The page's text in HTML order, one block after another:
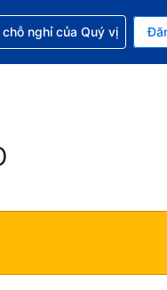
tiền tệ hiện tại của
bạn. Ngôn ngữ hiện
giúp với đặt chỗ
nghỉ của Quý vị